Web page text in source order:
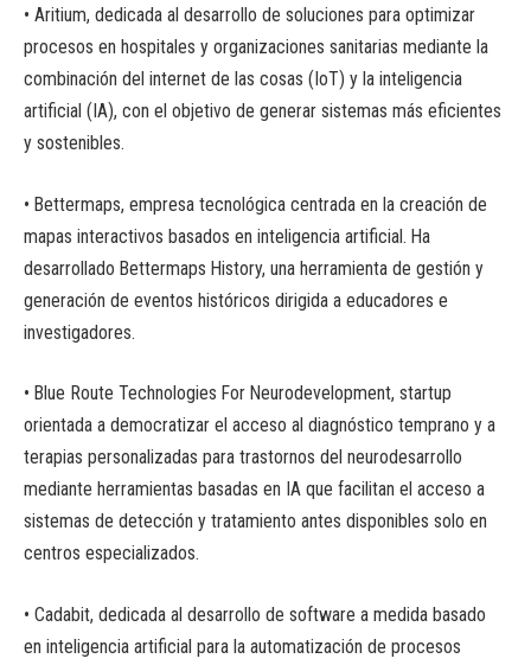
• Aritium, dedicada al desarrollo de soluciones para optimizar
procesos en hospitales y organizaciones sanitarias mediante la
combinación del internet de las cosas (IoT) y la inteligencia
artificial (IA), con el objetivo de generar sistemas más eficientes
y sostenibles.
• Bettermaps, empresa tecnológica centrada en la creación de
mapas interactivos basados en inteligencia artificial. Ha
desarrollado Bettermaps History, una herramienta de gestión y
generación de eventos históricos dirigida a educadores e
investigadores.
• Blue Route Technologies For Neurodevelopment, startup
orientada a democratizar el acceso al diagnóstico temprano y a
terapias personalizadas para trastornos del neurodesarrollo
mediante herramientas basadas en IA que facilitan el acceso a
sistemas de detección y tratamiento antes disponibles solo en
centros especializados.
• Cadabit, dedicada al desarrollo de software a medida basado
en inteligencia artificial para la automatización de procesos